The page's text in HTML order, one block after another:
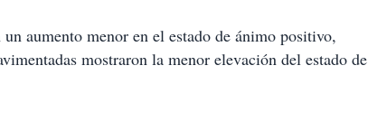
aumento menor en el estado de ánimo positivo,
mostraron la menor elevación del estado de